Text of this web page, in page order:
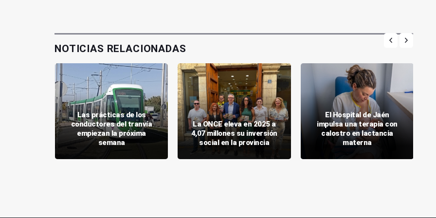
NOTICIAS RELACIONADAS
Las prácticas de los
conductores del tranvía
empiezan la próxima
semana
La ONCE eleva en 2025 a
4,07 millones su inversión
social en la provincia
El Hospital de Jaén
impulsa una terapia con
calostro en lactancia
materna